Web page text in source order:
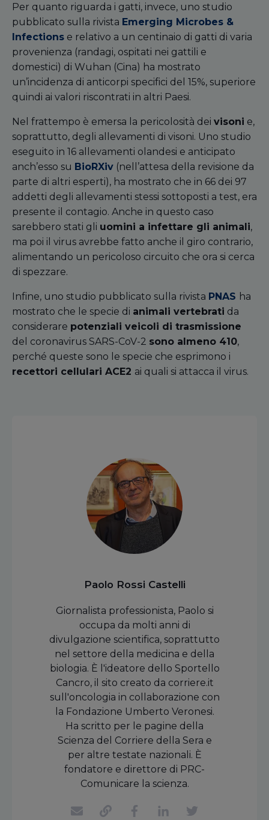
Per quanto riguarda i gatti, invece, uno studio
pubblicato sulla rivista Emerging Microbes &
Infections e relativo a un centinaio di gatti di varia
provenienza (randagi, ospitati nei gattili e
domestici) di Wuhan (Cina) ha mostrato
un’incidenza di anticorpi specifici del 15%, superiore
quindi ai valori riscontrati in altri Paesi.
Nel frattempo è emersa la pericolosità dei visoni e,
soprattutto, degli allevamenti di visoni. Uno studio
eseguito in 16 allevamenti olandesi e anticipato
anch’esso su BioRXiv (nell’attesa della revisione da
parte di altri esperti), ha mostrato che in 66 dei 97
addetti degli allevamenti stessi sottoposti a test, era
presente il contagio. Anche in questo caso
sarebbero stati gli uomini a infettare gli animali,
ma poi il virus avrebbe fatto anche il giro contrario,
alimentando un pericoloso circuito che ora si cerca
di spezzare.
Infine, uno studio pubblicato sulla rivista PNAS ha
mostrato che le specie di animali vertebrati da
considerare potenziali veicoli di trasmissione
del coronavirus SARS-CoV-2 sono almeno 410,
perché queste sono le specie che esprimono i
recettori cellulari ACE2 ai quali si attacca il virus.
Paolo Rossi Castelli
Giornalista professionista, Paolo si
occupa da molti anni di
divulgazione scientifica, soprattutto
nel settore della medicina e della
biologia. È l'ideatore dello Sportello
Cancro, il sito creato da corriere.it
sull'oncologia in collaborazione con
la Fondazione Umberto Veronesi.
Ha scritto per le pagine della
Scienza del Corriere della Sera e
per altre testate nazionali. È
fondatore e direttore di PRC-
Comunicare la scienza.